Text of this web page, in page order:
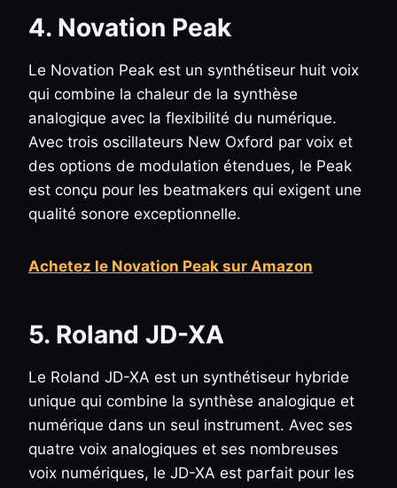
4. Novation Peak
Le Novation Peak est un synthétiseur huit voix
qui combine la chaleur de la synthèse
analogique avec la flexibilité du numérique.
Avec trois oscillateurs New Oxford par voix et
des options de modulation étendues, le Peak
est conçu pour les beatmakers qui exigent une
qualité sonore exceptionnelle.
Achetez le Novation Peak sur Amazon
5. Roland JD-XA
Le Roland JD-XA est un synthétiseur hybride
unique qui combine la synthèse analogique et
numérique dans un seul instrument. Avec ses
quatre voix analogiques et ses nombreuses
voix numériques, le JD-XA est parfait pour les